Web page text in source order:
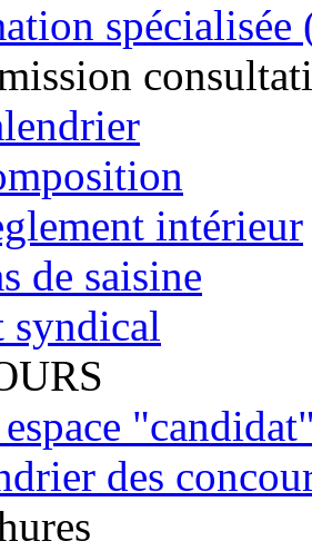
spécialisée
intérieur
de saisine
syndical
des